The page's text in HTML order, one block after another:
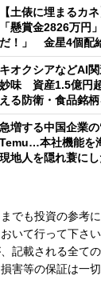
【土俵に埋まるカ
「懸賞金2826万円
だ！」 金星4個配
キオクシアなどAI
妙味 資産1.5億円
える防衛・食品銘
急増する中国企業
Temu…本社機能を
現地人を隠れ蓑に
でも投資の参考
いて行って下さ
記載される全て
害等の保証は一